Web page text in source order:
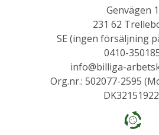
Genvägen 1
231 62
SE (ingen försäljning
0410-
info@billiga-
Org.nr.: 502077-2595